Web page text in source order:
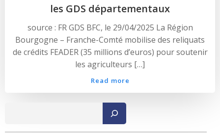
les GDS départementaux
source : FR GDS BFC, le 29/04/2025 La Région
Bourgogne – Franche-Comté mobilise des reliquats
de crédits FEADER (35 millions d’euros) pour soutenir
les agriculteurs […]
Read more